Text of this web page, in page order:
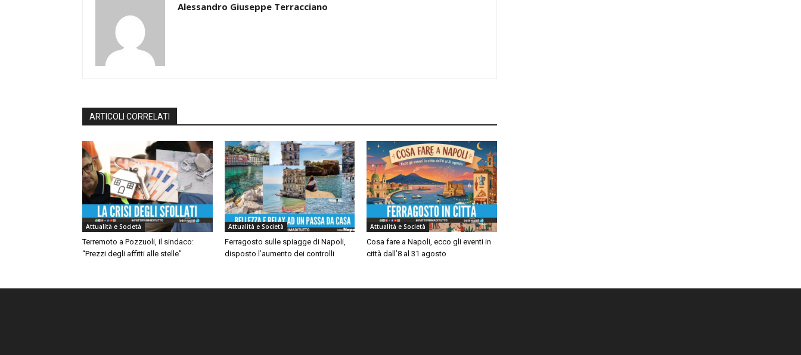
Alessandro Giuseppe Terracciano
ARTICOLI CORRELATI
Attualità e Società
Terremoto a Pozzuoli, il sindaco:
“Prezzi degli affitti alle stelle”
Attualità e Società
Ferragosto sulle spiagge di Napoli,
disposto l’aumento dei controlli
Attualità e Società
Cosa fare a Napoli, ecco gli eventi in
città dall’8 al 31 agosto